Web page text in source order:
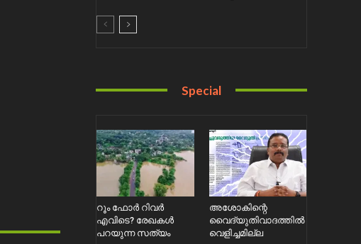
Special
റൂം ഫോർ റിവർ
എവിടെ? രേഖകൾ
പറയുന്ന സത്യം
അശോകിന്റെ
വൈദ്യുതിവാദത്തിൽ
വെളിച്ചമില്ല